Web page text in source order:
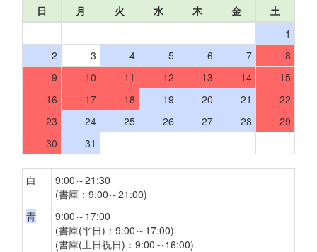
日
月 火 水 木 金
土
1
2
3 4 5 6 7
8
9
10 11 12 13 14
15
16
17 18 19 20 21
22
23
24 25 26 27 28
29
30
31
白
9:00～21:30
(書庫：9:00～21:00)
青
9:00～17:00
(書庫(平日)：9:00～17:00)
(書庫(土日祝日)：9:00～16:00)